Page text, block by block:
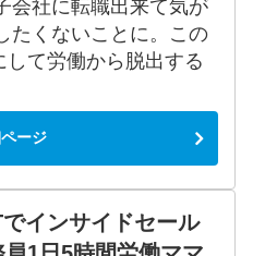
会社に転職出来て気が
たくないことに。この
て労働から脱出する
ージ
インサイドセール